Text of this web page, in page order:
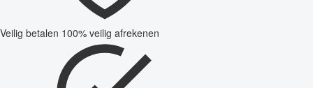
Veilig betalen 100% veilig afrekenen